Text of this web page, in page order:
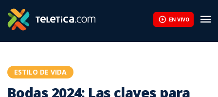
EN VIVO
ESTILO DE VIDA
Bodas 2024: Las claves para